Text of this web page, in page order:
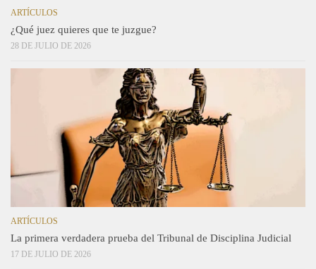
ARTÍCULOS
¿Qué juez quieres que te juzgue?
28 DE JULIO DE 2026
ARTÍCULOS
La primera verdadera prueba del Tribunal de Disciplina Judicial
17 DE JULIO DE 2026